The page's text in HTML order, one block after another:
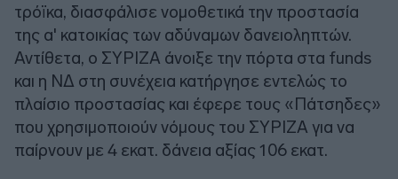
τρόϊκα, διασφάλισε νομοθετικά την προστασία
της α' κατοικίας των αδύναμων δανειοληπτών.
Αντίθετα, ο ΣΥΡΙΖΑ άνοιξε την πόρτα στα funds
και η ΝΔ στη συνέχεια κατήργησε εντελώς το
πλαίσιο προστασίας και έφερε τους «Πάτσηδες»
που χρησιμοποιούν νόμους του ΣΥΡΙΖΑ για να
παίρνουν με 4 εκατ. δάνεια αξίας 106 εκατ.